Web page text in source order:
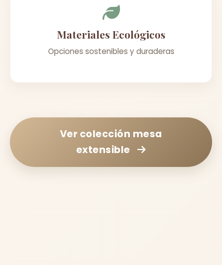
Materiales Ecológicos
Opciones sostenibles y duraderas
Ver colección mesa
extensible